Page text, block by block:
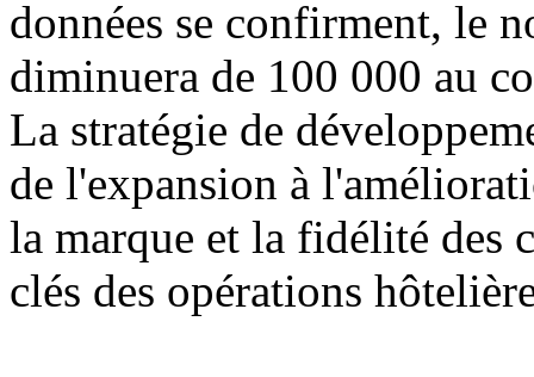
données se confirment, le
diminuera de 100 000 au
La stratégie de
de l'expansion à
la marque et la fidélité des
clés des opérations